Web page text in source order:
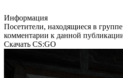
Информация
Посетители, находящиеся в группе
комментарии к данной
Скачать CS:GO